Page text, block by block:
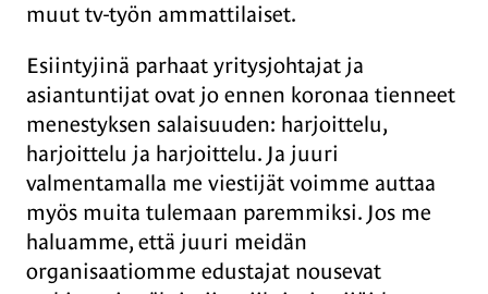
muut tv-työn ammattilaiset.
Esiintyjinä parhaat yritysjohtajat ja
asiantuntijat ovat jo ennen koronaa tienneet
menestyksen salaisuuden: harjoittelu,
harjoittelu ja harjoittelu. Ja juuri
valmentamalla me viestijät voimme auttaa
myös muita tulemaan paremmiksi. Jos me
haluamme, että juuri meidän
organisaatiomme edustajat nousevat